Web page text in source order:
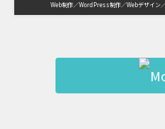
Web制作 WordPress制作 Webデザイン